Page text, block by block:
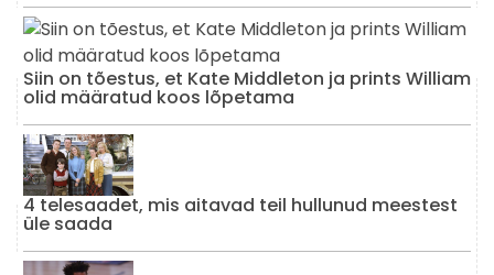
Siin on tõestus, et Kate Middleton ja prints William
olid määratud koos lõpetama
4 telesaadet, mis aitavad teil hullunud meestest
üle saada